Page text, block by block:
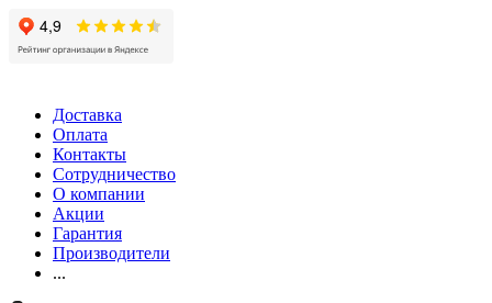
Доставка
Оплата
Контакты
Сотрудничество
О компании
Акции
Гарантия
Производители
...